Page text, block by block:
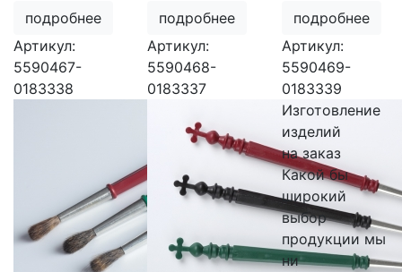
подробнее
Артикул:
5590467-
0183338
подробнее
Артикул:
5590468-
0183337
подробнее
Артикул:
5590469-
0183339
Изготовление
изделий
на заказ
Какой бы
широкий
выбор
продукции мы
ни